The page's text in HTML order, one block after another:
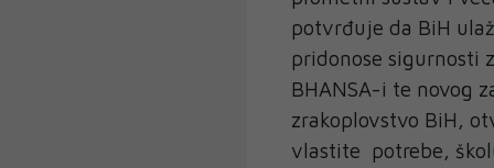
potvrđuje da BiH
pridonose sigurnosti
BHANSA-i te novog
zrakoplovstvo BiH,
vlastite potrebe,